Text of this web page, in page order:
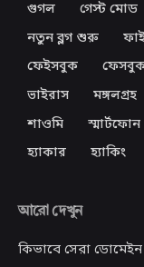
গুগল
গেস্ট মোড
নতুন ব্লগ শুরু
ফেইসবুক
ভাইরাস
মঙ্গলগ্রহ
শাওমি
স্মার্টফোন
হ্যাকার
হ্যাকিং
আরো দেখুন
কিভাবে সেরা ডোমেইন